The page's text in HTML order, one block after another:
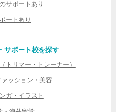
サポートあり
ートあり
サポート校を探す
トリマー・トレーナー）
ァッション・美容
ガ・イラスト